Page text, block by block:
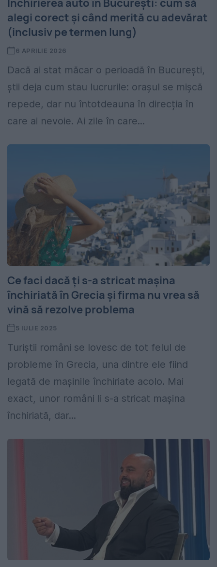
Închirierea auto în București: cum să
alegi corect și când merită cu adevărat
(inclusiv pe termen lung)
6 APRILIE 2026
Dacă ai stat măcar o perioadă în București,
știi deja cum stau lucrurile: orașul se mișcă
repede, dar nu întotdeauna în direcția în
care ai nevoie. Ai zile în care...
Ce faci dacă ți s-a stricat mașina
închiriată în Grecia și firma nu vrea să
vină să rezolve problema
5 IULIE 2025
Turiștii români se lovesc de tot felul de
probleme în Grecia, una dintre ele fiind
legată de mașinile închiriate acolo. Mai
exact, unor români li s-a stricat mașina
închiriată, dar...